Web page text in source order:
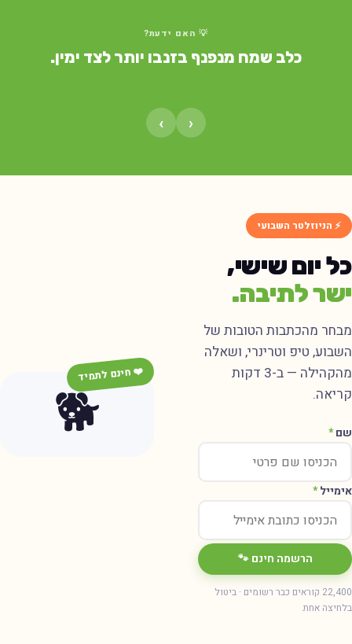
💡 האם ידעת?
כלב שמח מנפנף בזנבו יותר לצד ימין.
⚡ הניוזלטר השבועי
יום שישי,
לתיבה.
מהכתבות הטובות של
טיפ וטרינרי, ושאלה
מהקהילה — ב-3 דקות
*
*
הרשמה חינם 🐾
22,400 קוראים כבר רשומים · ביטול
אחת
🐕
❤️ חינם לתמיד